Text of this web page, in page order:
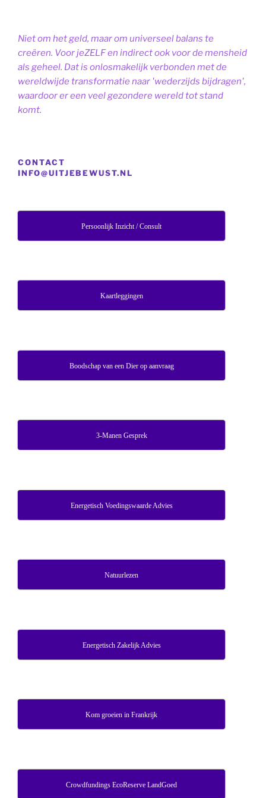
Niet om het geld, maar om universeel balans te
creëren. Voor jeZELF en indirect ook voor de mensheid
als geheel. Dat is onlosmakelijk verbonden met de
wereldwijde transformatie naar 'wederzijds bijdragen',
waardoor er een veel gezondere wereld tot stand
komt.
CONTACT
INFO@UITJEBEWUST.NL
Persoonlijk Inzicht / Consult
Kaartleggingen
Boodschap van een Dier op aanvraag
3-Manen Gesprek
Energetisch Voedingswaarde Advies
Natuurlezen
Energetisch Zakelijk Advies
Kom groeien in Frankrijk
Crowdfundings EcoReserve LandGoed